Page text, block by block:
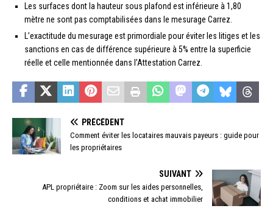
Les surfaces dont la hauteur sous plafond est inférieure à 1,80
mètre ne sont pas comptabilisées dans le mesurage Carrez.
L’exactitude du mesurage est primordiale pour éviter les litiges et les
sanctions en cas de différence supérieure à 5% entre la superficie
réelle et celle mentionnée dans l’Attestation Carrez.
PRÉCÉDENT
Comment éviter les locataires mauvais payeurs : guide pour
les propriétaires
SUIVANT
APL propriétaire : Zoom sur les aides personnelles,
conditions et achat immobilier